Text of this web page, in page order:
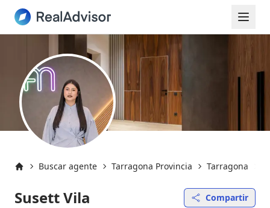
Buscar agente Tarragona Provincia Tarragona
Susett Vila Compartir